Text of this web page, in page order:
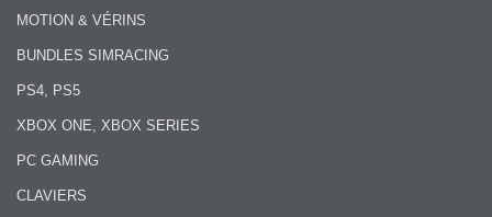
MOTION & VÉRINS
BUNDLES SIMRACING
PS4, PS5
XBOX ONE, XBOX SERIES
PC GAMING
CLAVIERS